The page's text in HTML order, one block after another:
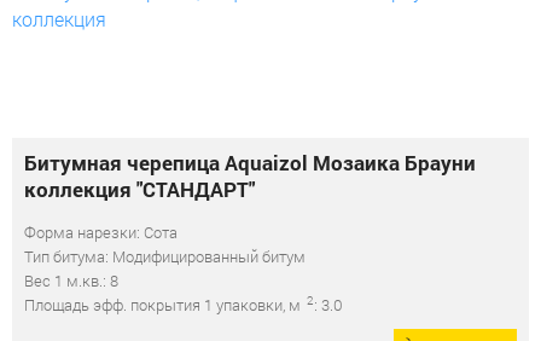
Битумная черепица Aquaizol Мозаика Брауни
коллекция "СТАНДАРТ"
Форма нарезки: Сота
Тип битума: Модифицированный битум
Вес 1 м.кв.: 8
Площадь эфф. покрытия 1 упаковки, м 2: 3.0